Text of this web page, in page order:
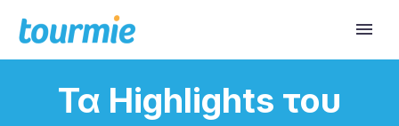
Τα Highlights του